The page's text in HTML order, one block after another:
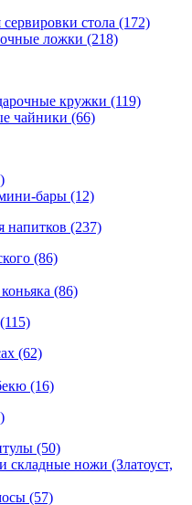
стола (172)
ложки (218)
кружки (119)
чайники (66)
бары (12)
напитков (237)
(86)
(86)
(115)
(62)
(16)
(50)
складные ножи (Златоуст,
(57)